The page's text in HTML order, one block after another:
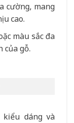
cường, mang
cao.
màu sắc đa
của gỗ.
kiểu dáng và